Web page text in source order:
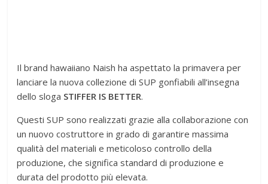
Il brand hawaiiano Naish ha aspettato la primavera per
lanciare la nuova collezione di SUP gonfiabili all’insegna
dello sloga STIFFER IS BETTER.
Questi SUP sono realizzati grazie alla collaborazione con
un nuovo costruttore in grado di garantire massima
qualità del materiali e meticoloso controllo della
produzione, che significa standard di produzione e
durata del prodotto più elevata.